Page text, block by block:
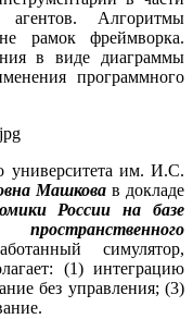
Алгоритмы
рамок фреймворка.
в виде диаграммы
программного
университета им. И.С.
Машковав докладе
России на базе
симулятор,
(1) интеграцию
без управления; (3)